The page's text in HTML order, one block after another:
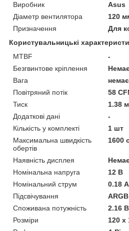
Виробник
Asus
Діаметр вентилятора
120
Призначення
Для
Користувальницькі
MTBF
-
Безгвинтове кріплення
Вага
Повітряний потік
58
Тиск
1.38
Додаткові дані
-
Кількість у комплекті
1 шт
Максимальна швидкість
обертів
1600
Наявність дисплея
Номінальна напруга
12 В
Номінальний струм
0.18 А
Підсвічування
ARGB
Споживана потужність
2.16
Розміри
120 х